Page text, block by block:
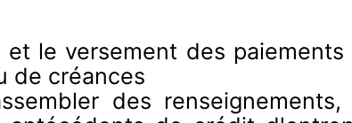
le versement des
de créances
des